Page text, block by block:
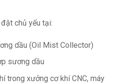
chủ yếu tại:
dầu (Oil Mist Collector)
sương dầu
trong xưởng cơ khí CNC, máy